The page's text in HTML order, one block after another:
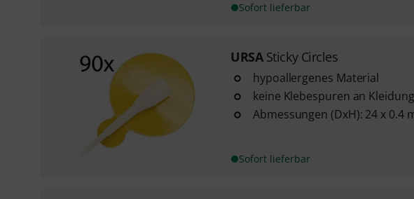
Sofort lieferbar
URSA Sticky Circles
hypoallergenes Material
keine Klebespuren an Kleidung
Abmessungen (DxH): 24 x 0.4
Sofort lieferbar